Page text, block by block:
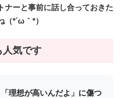
ナーと事前に話し合っておきた
（*´ω｀*）
人気です
「理想が高いんだよ」に傷つ